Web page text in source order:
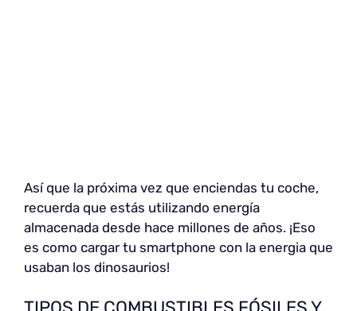
Así que la próxima vez que enciendas tu coche,
recuerda que estás utilizando energía
almacenada desde hace millones de años. ¡Eso
es como cargar tu smartphone con la energia que
usaban los dinosaurios!